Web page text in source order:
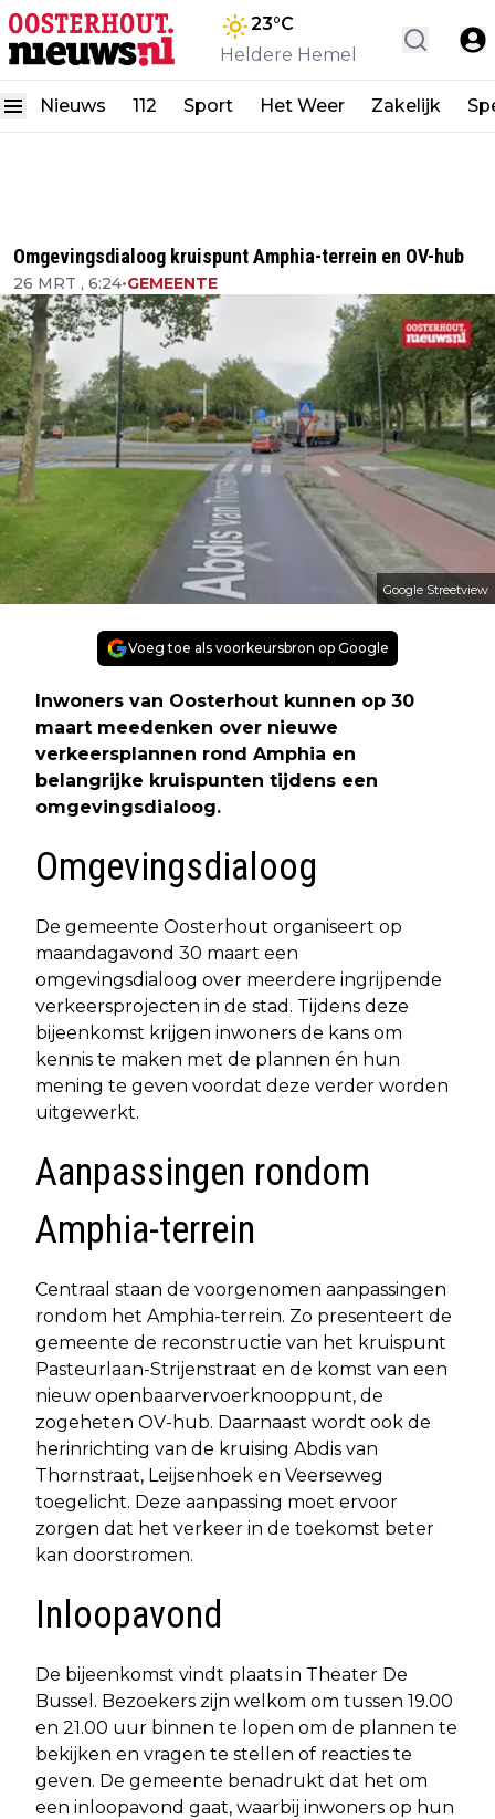
23°C
Heldere Hemel
Nieuws 112 Sport Het Weer Zakelijk
Omgevingsdialoog kruispunt Amphia-terrein en OV-hub
26 MRT , 6:24•GEMEENTE
Google Streetview
Voeg toe als voorkeursbron op Google
Inwoners van Oosterhout kunnen op 30
maart meedenken over nieuwe
verkeersplannen rond Amphia en
belangrijke kruispunten tijdens een
omgevingsdialoog.
Omgevingsdialoog
De gemeente Oosterhout organiseert op
maandagavond 30 maart een
omgevingsdialoog over meerdere ingrijpende
verkeersprojecten in de stad. Tijdens deze
bijeenkomst krijgen inwoners de kans om
kennis te maken met de plannen én hun
mening te geven voordat deze verder worden
uitgewerkt.
Aanpassingen rondom
Amphia-terrein
Centraal staan de voorgenomen aanpassingen
rondom het Amphia-terrein. Zo presenteert de
gemeente de reconstructie van het kruispunt
Pasteurlaan-Strijenstraat en de komst van een
nieuw openbaarvervoerknooppunt, de
zogeheten OV-hub. Daarnaast wordt ook de
herinrichting van de kruising Abdis van
Thornstraat, Leijsenhoek en Veerseweg
toegelicht. Deze aanpassing moet ervoor
zorgen dat het verkeer in de toekomst beter
kan doorstromen.
Inloopavond
De bijeenkomst vindt plaats in Theater De
Bussel. Bezoekers zijn welkom om tussen 19.00
en 21.00 uur binnen te lopen om de plannen te
bekijken en vragen te stellen of reacties te
geven. De gemeente benadrukt dat het om
een inloopavond gaat, waarbij inwoners op hun